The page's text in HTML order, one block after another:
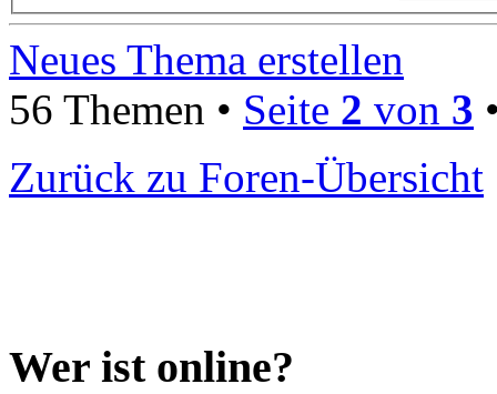
Neues Thema erstellen
56 Themen • Seite 2 von 3
Zurück zu Foren-Übersicht
Wer ist online?